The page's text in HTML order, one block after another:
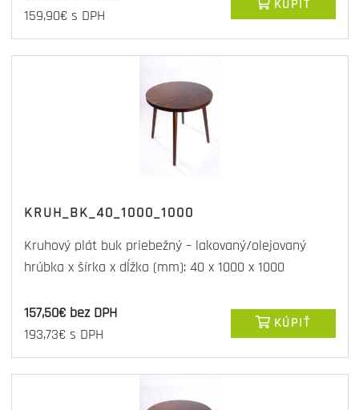
159,90€ s DPH
KÚPIŤ
KRUH_BK_40_1000_1000
Kruhový plát buk priebežný – lakovaný/olejovaný
hrúbka x šírka x dĺžka (mm): 40 x 1000 x 1000
157,50€ bez DPH
193,73€ s DPH
KÚPIŤ